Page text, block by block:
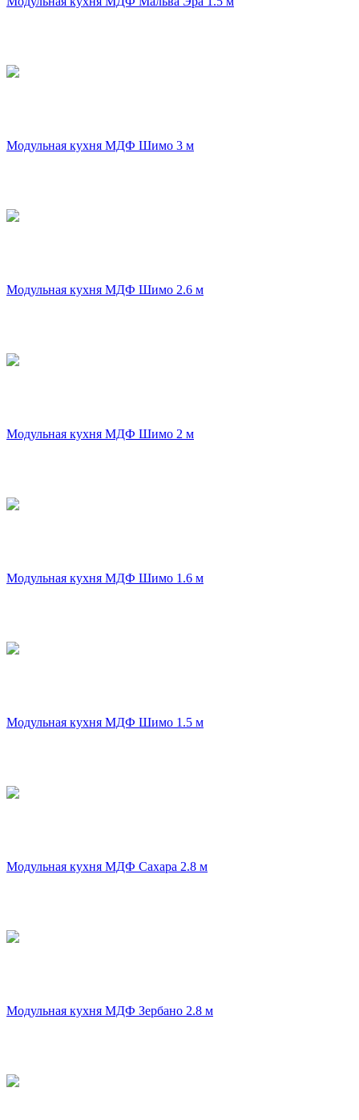
Модульная кухня МДФ Шимо 3 м
Модульная кухня МДФ Шимо 2.6 м
Модульная кухня МДФ Шимо 2 м
Модульная кухня МДФ Шимо 1.6 м
Модульная кухня МДФ Шимо 1.5 м
Модульная кухня МДФ Сахара 2.8 м
Модульная кухня МДФ Зербано 2.8 м